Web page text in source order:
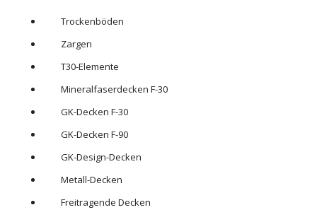
Trockenböden
Zargen
T30-Elemente
Mineralfaserdecken F-30
GK-Decken F-30
GK-Decken F-90
GK-Design-Decken
Metall-Decken
Freitragende Decken